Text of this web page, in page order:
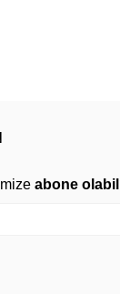
abone